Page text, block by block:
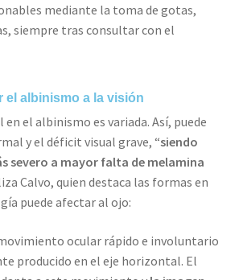
mediante la toma de gotas,
siempre tras consultar con el
el albinismo a la visión
el albinismo es variada. Así, puede
y el déficit visual grave, “siendo
severo a mayor falta de melamina
Calvo, quien destaca las formas en
puede afectar al ojo:
ocular rápido e involuntario
producido en el eje horizontal. El